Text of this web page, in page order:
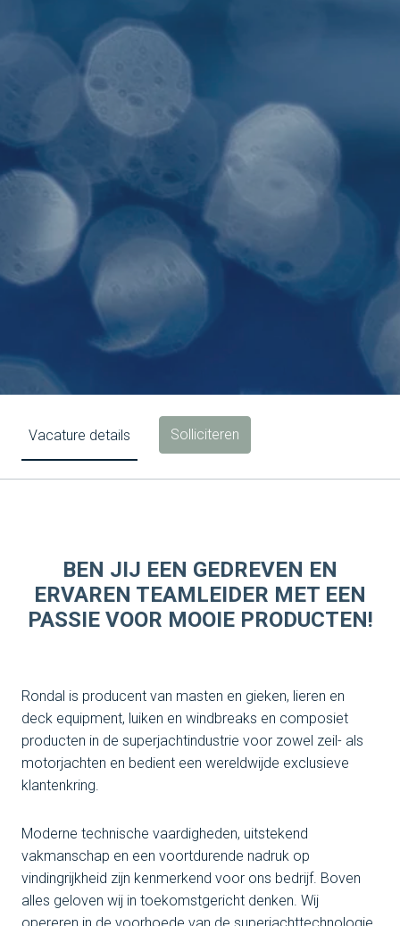
Vacature details Solliciteren
BEN JIJ EEN GEDREVEN EN
ERVAREN TEAMLEIDER MET EEN
PASSIE VOOR MOOIE PRODUCTEN!
Rondal is producent van masten en gieken, lieren en
deck equipment, luiken en windbreaks en composiet
producten in de superjachtindustrie voor zowel zeil- als
motorjachten en bedient een wereldwijde exclusieve
klantenkring.
Moderne technische vaardigheden, uitstekend
vakmanschap en een voortdurende nadruk op
vindingrijkheid zijn kenmerkend voor ons bedrijf. Boven
alles geloven wij in toekomstgericht denken. Wij